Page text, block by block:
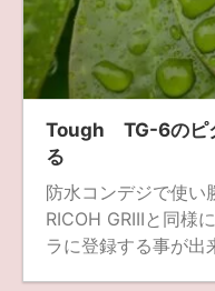
Tough TG-6のピ
る
防水コンデジで使い
RICOH GRIIIと同様
ラに登録する事が出